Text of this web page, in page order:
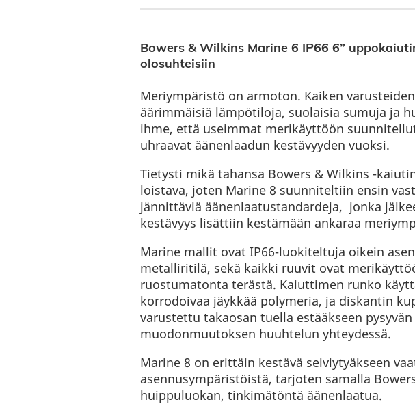
Bowers & Wilkins Marine 6 IP66 6”
olosuhteisiin
Meriympäristö on armoton. Kaiken
äärimmäisiä lämpötiloja, suolaisia sumuja ja
ihme, että useimmat merikäyttöön
uhraavat äänenlaadun kestävyyden vuoksi.
Tietysti mikä tahansa Bowers & Wilkins -
loistava, joten Marine 8 suunniteltiin ensin
jännittäviä äänenlaatustandardeja, jonka
kestävyys lisättiin kestämään ankaraa
Marine mallit ovat IP66-luokiteltuja oikein
metalliritilä, sekä kaikki ruuvit ovat
ruostumatonta terästä. Kaiuttimen runko
korrodoivaa jäykkää polymeria, ja diskantin
varustettu takaosan tuella estääkseen pysyvän
muodonmuutoksen huuhtelun yhteydessä.
Marine 8 on erittäin kestävä selviytyäkseen
asennusympäristöistä, tarjoten samalla
huippuluokan, tinkimätöntä äänenlaatua.